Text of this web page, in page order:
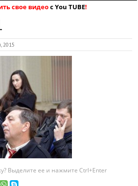
свое видеос You TUBE!
2015
Выделите ее и нажмите Ctrl+Enter